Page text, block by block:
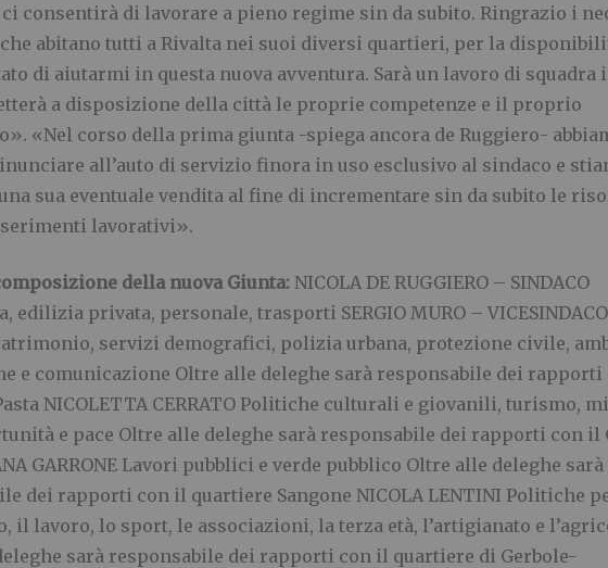
consentirà di lavorare a pieno regime sin da subito. Ringrazio i
abitano tutti a Rivalta nei suoi diversi quartieri, per la
di aiutarmi in questa nuova avventura. Sarà un lavoro di squadra
a disposizione della città le proprie competenze e il proprio
«Nel corso della prima giunta -spiega ancora de Ruggiero-
all’auto di servizio finora in uso esclusivo al sindaco e
sua eventuale vendita al fine di incrementare sin da subito le
lavorativi».
della nuova Giunta: NICOLA DE RUGGIERO – SINDACO
edilizia privata, personale, trasporti SERGIO MURO – VICESINDACO
servizi demografici, polizia urbana, protezione civile,
e comunicazione Oltre alle deleghe sarà responsabile dei rapporti
NICOLETTA CERRATO Politiche culturali e giovanili, turismo,
e pace Oltre alle deleghe sarà responsabile dei rapporti con il
GARRONE Lavori pubblici e verde pubblico Oltre alle deleghe sarà
dei rapporti con il quartiere Sangone NICOLA LENTINI Politiche
il lavoro, lo sport, le associazioni, la terza età, l’artigianato e
sarà responsabile dei rapporti con il quartiere di Gerbole-